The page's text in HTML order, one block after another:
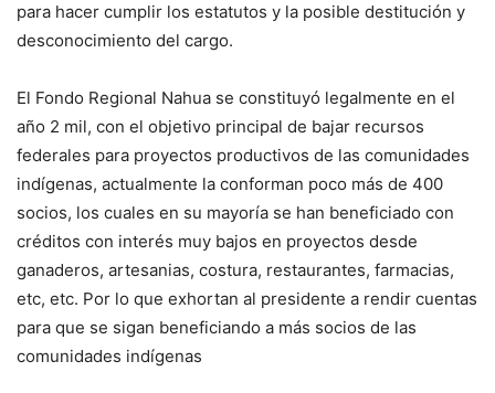
para hacer cumplir los estatutos y la posible destitución y
desconocimiento del cargo.
El Fondo Regional Nahua se constituyó legalmente en el
año 2 mil, con el objetivo principal de bajar recursos
federales para proyectos productivos de las comunidades
indígenas, actualmente la conforman poco más de 400
socios, los cuales en su mayoría se han beneficiado con
créditos con interés muy bajos en proyectos desde
ganaderos, artesanias, costura, restaurantes, farmacias,
etc, etc. Por lo que exhortan al presidente a rendir cuentas
para que se sigan beneficiando a más socios de las
comunidades indígenas